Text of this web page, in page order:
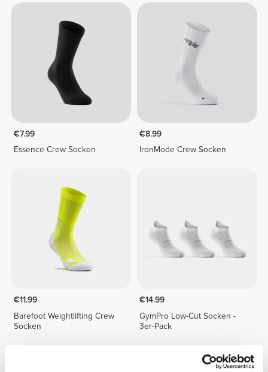
€7.99
Essence Crew Socken
€8.99
IronMode Crew Socken
€11.99
Barefoot Weightlifting Crew
Socken
€14.99
GymPro Low-Cut Socken -
3er-Pack